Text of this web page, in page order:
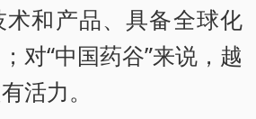
术和产品、具备全球化
对“中国药谷”来说，越
活力。